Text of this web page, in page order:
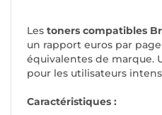
Les toners compatibles
un rapport euros par
équivalentes de marque.
pour les utilisateurs
Caractéristiques :